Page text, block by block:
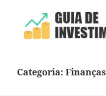
Categoria:Finanças